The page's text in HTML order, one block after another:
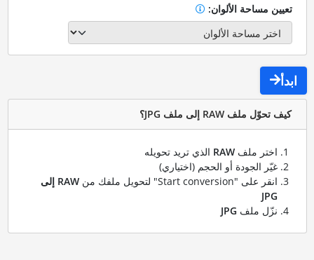
تعيين مساحة الألوان:
ابدأ
كيف تحوّل ملف RAW إلى ملف JPG؟
اختر ملف RAWالذي تريد تحويله
غيّر الجودة أو الحجم (اختياري)
انقر على "Start conversion" لتحويل ملفك من
RAW إلى
JPG
نزّل ملف JPG